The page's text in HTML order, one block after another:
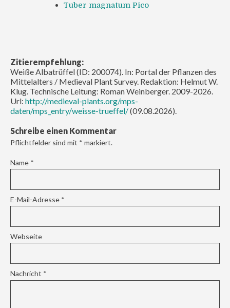
Tuber magnatum Pico
Zitierempfehlung:
Weiße Albatrüffel (ID: 200074). In: Portal der Pflanzen des
Mittelalters / Medieval Plant Survey. Redaktion: Helmut W.
Klug. Technische Leitung: Roman Weinberger. 2009-2026.
Url: http://medieval-plants.org/mps-
daten/mps_entry/weisse-trueffel/(09.08.2026).
Schreibe einen Kommentar
Pflichtfelder sind mit * markiert.
Name *
E-Mail-Adresse *
Webseite
Nachricht *